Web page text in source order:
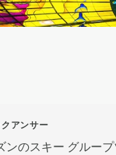
アンサー
ンのスキー グルー